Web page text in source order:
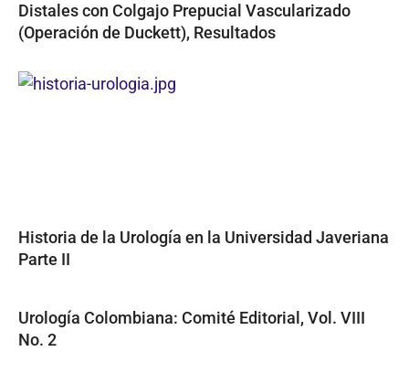
Distales con Colgajo Prepucial Vascularizado
(Operación de Duckett), Resultados
Historia de la Urología en la Universidad Javeriana
Parte II
Urología Colombiana: Comité Editorial, Vol. VIII
No. 2